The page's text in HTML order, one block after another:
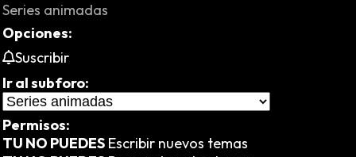
Series animadas
Opciones:
Suscribir
Ir al subforo:
Permisos:
TU NO PUEDES Escribir nuevos temas